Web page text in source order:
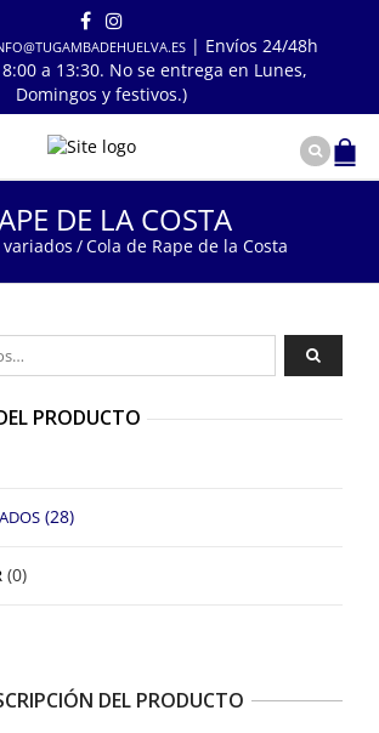
| Envíos 24/48h
a 13:30. No se entrega en Lunes,
Domingos y festivos.)
DE LA COSTA
variados /Cola de Rape de la Costa
DEL PRODUCTO
PRODUCTO
(28)
(0)